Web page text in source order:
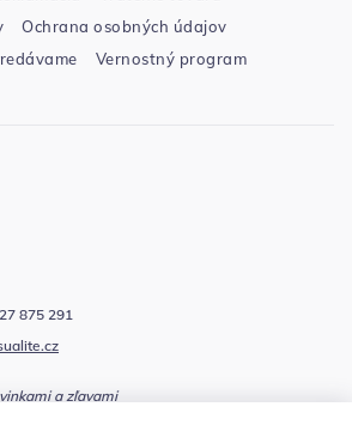
Ochrana osobných údajov
Vernostný program
875 291
a zľavami